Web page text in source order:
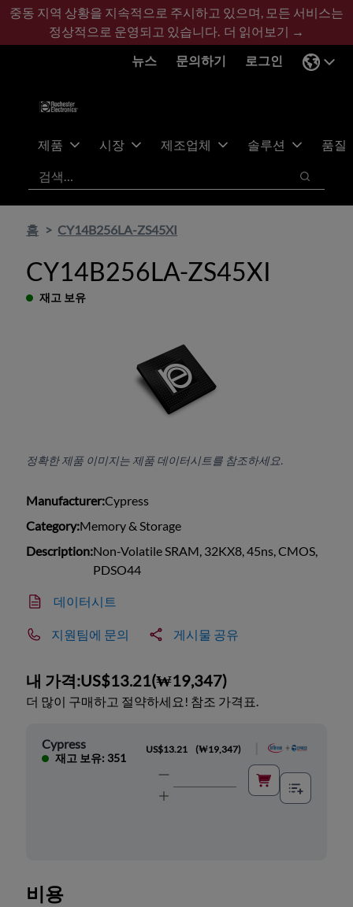
기
콘
바
글
중동 지역 상황을 지속적으로 주시하고 있으며, 모든 서비스는
정상적으로 운영되고 있습니다. 더 읽어보기 →
뉴스
문의하기 로그인
제품 시장 제조업체 솔루션
품질
검색
검색
홈 CY14B256LA-ZS45XI
CY14B256LA-ZS45XI
재고 보유
정확한 제품 이미지는 제품 데이터시트를 참조하세요.
Manufacturer:Cypress
Category:Memory & Storage
Description:Non-Volatile SRAM, 32KX8, 45ns, CMOS,
PDSO44
데이터시트
지원팀에 문의 게시물 공유
내 가격:US$13.21(₩19,347)
더 많이 구매하고 절약하세요! 참조 가격표.
Cypress
재고 보유: 351
US$13.21 (₩19,347)
비용